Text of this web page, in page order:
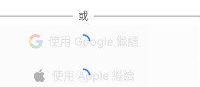
或
使用 Google 繼續
使用 Apple 繼續